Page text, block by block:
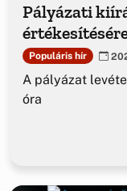
Pályázati
Populáris hír
A pályázat
óra